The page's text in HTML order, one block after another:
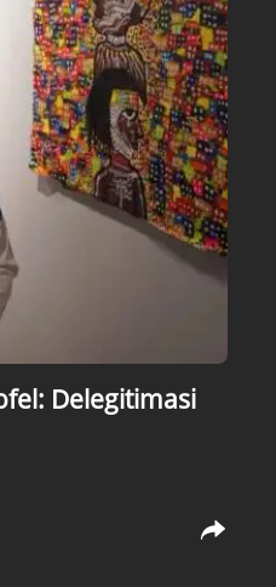
Delegitimasi